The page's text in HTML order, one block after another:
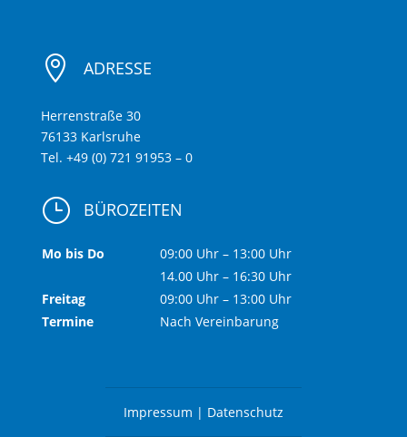
 ADRESSE
Herrenstraße 30
76133 Karlsruhe
Tel. +49 (0) 721 91953 – 0
} BÜROZEITEN
Mo bis Do
09:00 Uhr – 13:00 Uhr
14.00 Uhr – 16:30 Uhr
Freitag
09:00 Uhr – 13:00 Uhr
Termine
Nach Vereinbarung
Impressum | Datenschutz